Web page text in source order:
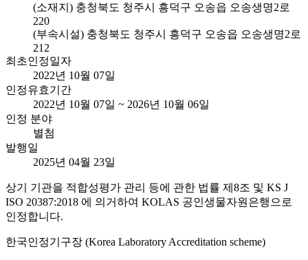
(소재지) 충청북도 청주시 흥덕구 오송읍 오송생명2로
220
(부속시설) 충청북도 청주시 흥덕구 오송읍 오송생명2로
212
최초인정일자
2022년 10월 07일
인정유효기간
2022년 10월 07일 ~ 2026년 10월 06일
인정 분야
별첨
발행일
2025년 04월 23일
상기 기관을 적합성평가 관리 등에 관한 법률 제8조 및 KS J
ISO 20387:2018 에 의거하여 KOLAS 공인생물자원은행으로
인정합니다.
한국인정기구장 (Korea Laboratory Accreditation scheme)